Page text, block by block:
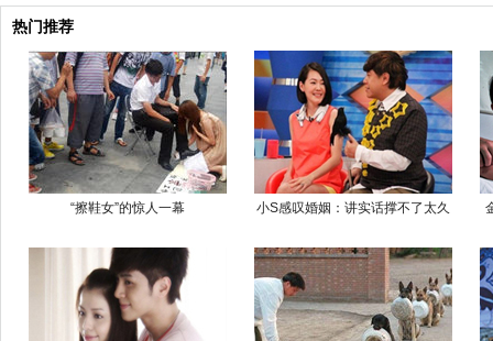
热门推荐
“擦鞋女”的惊人一幕 小S感叹婚姻：讲实话撑不了太久